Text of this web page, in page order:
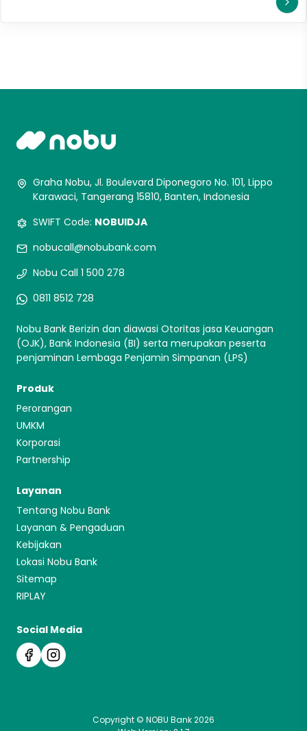
Graha Nobu, Jl. Boulevard Diponegoro No. 101, Lippo
Karawaci, Tangerang 15810, Banten, Indonesia
SWIFT Code: NOBUIDJA
nobucall@nobubank.com
Nobu Call 1 500 278
0811 8512 728
Nobu Bank Berizin dan diawasi Otoritas jasa Keuangan
(OJK), Bank Indonesia (BI) serta merupakan peserta
penjaminan Lembaga Penjamin Simpanan (LPS)
Produk
Perorangan
UMKM
Korporasi
Partnership
Layanan
Tentang Nobu Bank
Layanan & Pengaduan
Kebijakan
Lokasi Nobu Bank
Sitemap
RIPLAY
Social Media
Copyright © NOBU Bank 2026